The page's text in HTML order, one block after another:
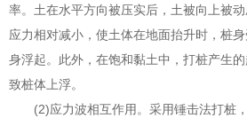
率。土在水平方向被压实后，土被向上被
应力相对减小，使土体在地面抬升时，桩
身浮起。此外，在饱和黏土中，打桩产生
致桩体上浮。
(2)应力波相互作用。采用锤击法打桩